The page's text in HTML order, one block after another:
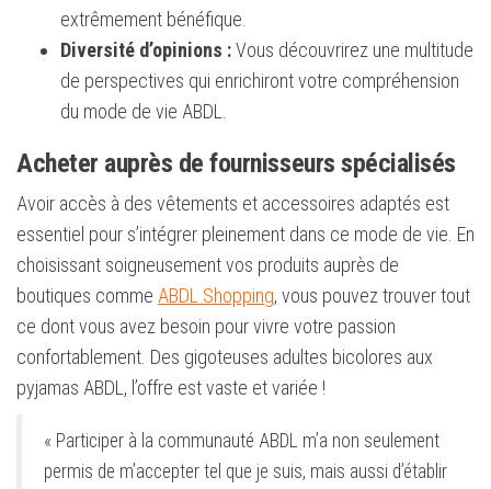
extrêmement bénéfique.
Diversité d’opinions :Vous découvrirez une multitude
de perspectives qui enrichiront votre compréhension
du mode de vie ABDL.
Acheter auprès de fournisseurs spécialisés
Avoir accès à des vêtements et accessoires adaptés est
essentiel pour s’intégrer pleinement dans ce mode de vie. En
choisissant soigneusement vos produits auprès de
boutiques comme ABDL Shopping, vous pouvez trouver tout
ce dont vous avez besoin pour vivre votre passion
confortablement. Des gigoteuses adultes bicolores aux
pyjamas ABDL, l’offre est vaste et variée !
« Participer à la communauté ABDL m’a non seulement
permis de m’accepter tel que je suis, mais aussi d’établir